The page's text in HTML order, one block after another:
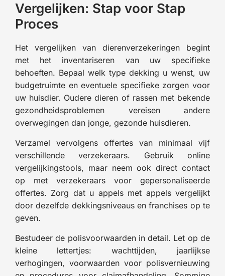
Vergelijken: Stap voor Stap
Proces
Het vergelijken van dierenverzekeringen begint
met het inventariseren van uw specifieke
behoeften. Bepaal welk type dekking u wenst, uw
budgetruimte en eventuele specifieke zorgen voor
uw huisdier. Oudere dieren of rassen met bekende
gezondheidsproblemen vereisen andere
overwegingen dan jonge, gezonde huisdieren.
Verzamel vervolgens offertes van minimaal vijf
verschillende verzekeraars. Gebruik online
vergelijkingstools, maar neem ook direct contact
op met verzekeraars voor gepersonaliseerde
offertes. Zorg dat u appels met appels vergelijkt
door dezelfde dekkingsniveaus en franchises op te
geven.
Bestudeer de polisvoorwaarden in detail. Let op de
kleine lettertjes: wachttijden, jaarlijkse
verhogingen, voorwaarden voor polisvernieuwing